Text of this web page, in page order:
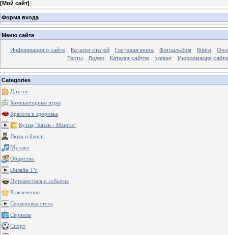
[Мой сайт]
Форма входа
Меню сайта
Информация о сайте Каталог статей Гостевая книга Фотоальбом Книги
Тесты
Видео Каталог сайтов эллинг Информация сайта
Categories
Другое
Компьютерные игры
Красота и здоровье
Кухня,"Казан - Мангал"
Люди и блоги
Музыка
Общество
Онлайн TV
Путешествия и события
Развлечения
Серверовка стола
Сериалы
Спорт